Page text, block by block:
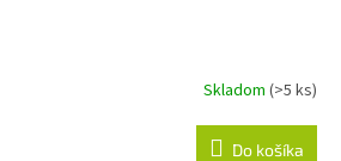
Skladom(>5 ks)
Do košíka